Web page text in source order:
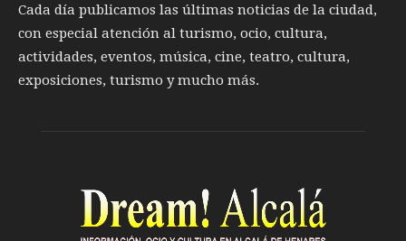
Cada día publicamos las últimas noticias de la ciudad,
con especial atención al turismo, ocio, cultura,
actividades, eventos, música, cine, teatro, cultura,
exposiciones, turismo y mucho más.